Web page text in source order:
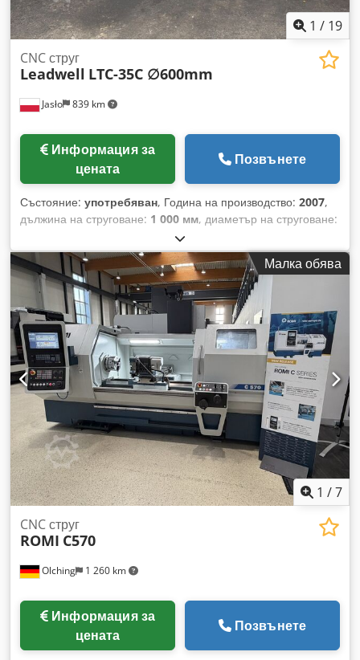
1 / 19
Jasło 839 km
CNC струг
Leadwell LTC-35C ∅600mm
Информация за
цената
Позвънете
Състояние: употребяван, Година на производство: 2007,
дължина на струговане: 1 000 мм, диаметър на струговане:
115 мм
вретеното:2 000 об/мин, 2-осова CNC стругова машина
Leadwell LTC-35C Година на производство: 2007, Тайван
Управление: Fanuc OiTC Максимална скорост на
шпиндела: 2000 об./мин. Предавателен механизъм: ниска/
висока предавка Диаметър на патроника: 380 мм Ход на
шпиндела: 115 мм Максимален диаметър на обработка:
600 мм Дължина на обработка: 1000 мм Ход на оста Z:
1100 мм Заден център Cjdjzh Iwqjpfx Akiorf Револверна
глава за 12 инструмента Включено към машината: -
Документация - Система за изхвърляне на стружки - Вана с
помпа - Палета с инструменти
Малка обява
1 /7
Olching 1 260 km
CNC струг
ROMI C570
Информация за
цената
Позвънете